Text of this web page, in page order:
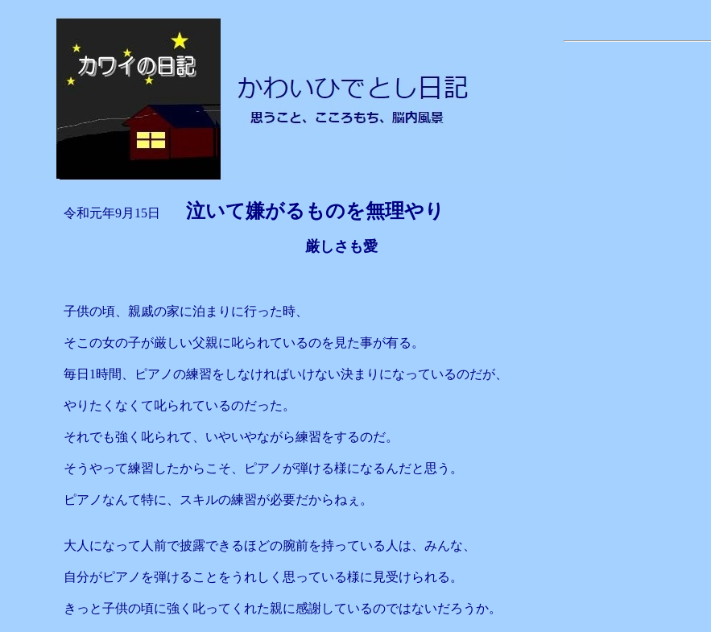
令和元年9月15日 泣いて嫌がるものを無理やり
厳しさも愛
子供の頃、親戚の家に泊まりに行った時、
そこの女の子が厳しい父親に叱られているのを見た事が有る。
毎日1時間、ピアノの練習をしなければいけない決まりになっているのだが、
やりたくなくて叱られているのだった。
それでも強く叱られて、いやいやながら練習をするのだ。
そうやって練習したからこそ、ピアノが弾ける様になるんだと思う。
ピアノなんて特に、スキルの練習が必要だからねぇ。
大人になって人前で披露できるほどの腕前を持っている人は、みんな、
自分がピアノを弾けることをうれしく思っている様に見受けられる。
きっと子供の頃に強く叱ってくれた親に感謝しているのではないだろうか。